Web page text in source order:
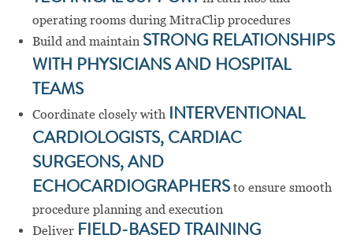
operating rooms during MitraClip procedures
Build and maintain STRONG RELATIONSHIPS
WITH PHYSICIANS AND HOSPITAL
TEAMS
Coordinate closely with INTERVENTIONAL
CARDIOLOGISTS, CARDIAC
SURGEONS, AND
ECHOCARDIOGRAPHERSto ensure smooth
procedure planning and execution
Deliver FIELD-BASED TRAINING